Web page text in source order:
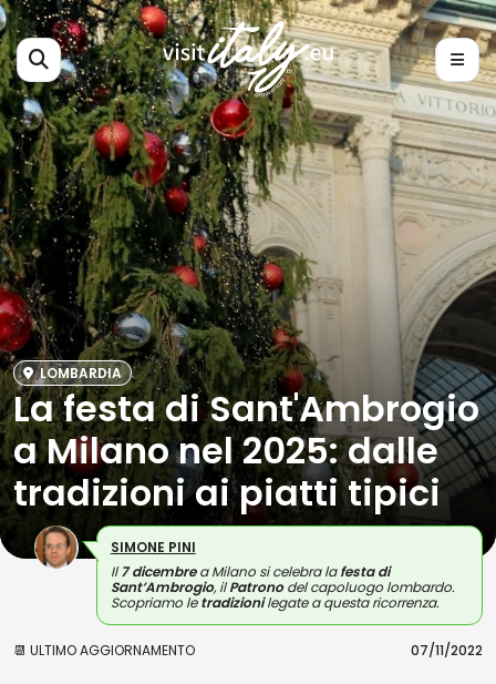
LOMBARDIA
La festa di Sant'Ambrogio
a Milano nel 2025: dalle
tradizioni ai piatti tipici
SIMONE PINI
Il7 dicembrea Milano si celebra lafesta di
Sant’Ambrogio, ilPatronodel capoluogo lombardo.
Scopriamo letradizionilegate a questa ricorrenza.
📆 ULTIMO AGGIORNAMENTO 07/11/2022